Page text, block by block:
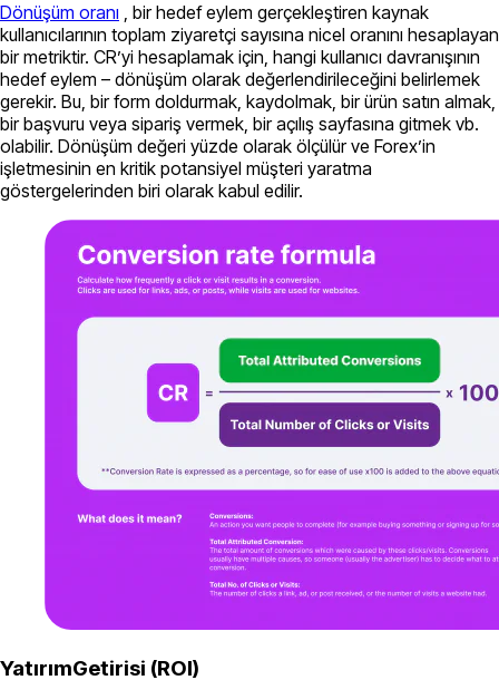
Dönüşüm oranı , bir hedef eylem gerçekleştiren kaynak
kullanıcılarının toplam ziyaretçi sayısına nicel oranını hesaplayan
bir metriktir. CR’yi hesaplamak için, hangi kullanıcı davranışının
hedef eylem – dönüşüm olarak değerlendirileceğini belirlemek
gerekir. Bu, bir form doldurmak, kaydolmak, bir ürün satın almak,
bir başvuru veya sipariş vermek, bir açılış sayfasına gitmek vb.
olabilir. Dönüşüm değeri yüzde olarak ölçülür ve Forex’in
işletmesinin en kritik potansiyel müşteri yaratma
göstergelerinden biri olarak kabul edilir.
YatırımGetirisi (ROI)